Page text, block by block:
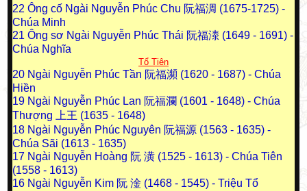
22 Ông cố Ngài Nguyễn Phúc Chu 阮福淍 (1675-1725) -
Chúa Minh
21 Ông sơ Ngài Nguyễn Phúc Thái 阮福溙 (1649 - 1691) -
Chúa Nghĩa
Tổ Tiên
20 Ngài Nguyễn Phúc Tần 阮福瀕 (1620 - 1687) - Chúa
Hiền
19 Ngài Nguyễn Phúc Lan 阮福瀾 (1601 - 1648) - Chúa
Thượng 上王 (1635 - 1648)
18 Ngài Nguyễn Phúc Nguyên 阮福源 (1563 - 1635) -
Chúa Sãi (1613 - 1635)
17 Ngài Nguyễn Hoàng 阮 潢 (1525 - 1613) - Chúa Tiên
(1558 - 1613)
16 Ngài Nguyễn Kim 阮 淦 (1468 - 1545) - Triệu Tổ